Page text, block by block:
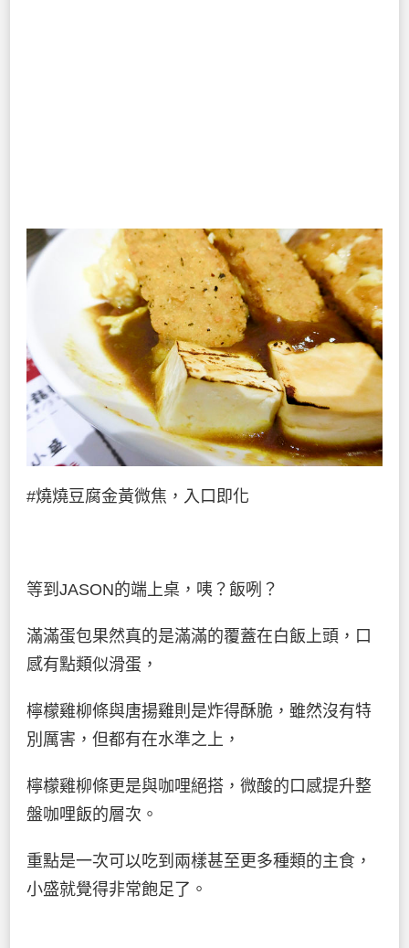
#燒燒豆腐金黃微焦，入口即化
等到JASON的端上桌，咦？飯咧？
滿滿蛋包果然真的是滿滿的覆蓋在白飯上頭，口
感有點類似滑蛋，
檸檬雞柳條與唐揚雞則是炸得酥脆，雖然沒有特
別厲害，但都有在水準之上，
檸檬雞柳條更是與咖哩絕搭，微酸的口感提升整
盤咖哩飯的層次。
重點是一次可以吃到兩樣甚至更多種類的主食，
小盛就覺得非常飽足了。